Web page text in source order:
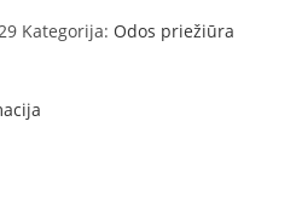
Kategorija: Odos priežiūra